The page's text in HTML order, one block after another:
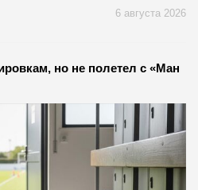
6 августа 2026
но не полетел с «Ман